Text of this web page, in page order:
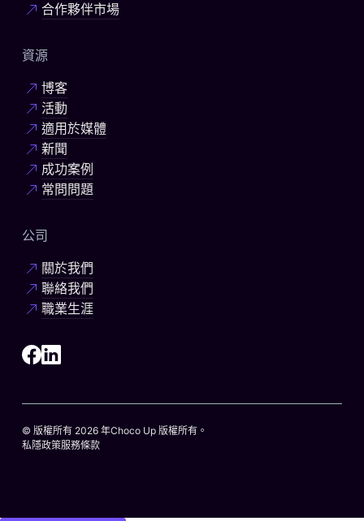
合作夥伴市場
資源
博客
活動
適用於媒體
新聞
成功案例
常問問題
公司
關於我們
聯絡我們
職業生涯
© 版權所有 2026 年Choco Up 版權所有。
私隱政策服務條款